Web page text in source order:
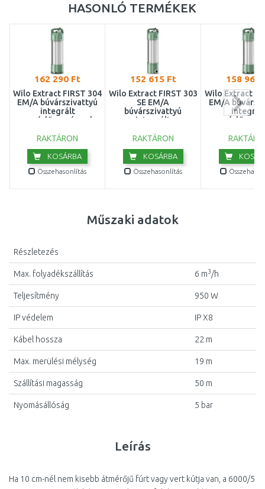
HASONLÓ TERMÉKEK
162 290 Ft
Wilo Extract FIRST 304
EM/A búvárszivattyú
integrált
vezérlőegységgel
RAKTÁRON
KOSÁRBA
Összehasonlítás
152 615 Ft
Wilo Extract FIRST 303
SE EM/A
búvárszivattyú
integrált
6093857
RAKTÁRON
KOSÁRBA
Összehasonlítás
158 960
Wilo Extract
EM/A
Leírás
Ha 10 cm-nél nem kisebb átmérőjű fúrt vagy vert kútja van, a 6000/5
Műszaki adatok
Részletezés
Max. folyadékszállítás 6 m3/h
Teljesítmény 950 W
IP védelem IP X8
Kábel hossza 22 m
Max. merülési mélység 19 m
Szállítási magasság 50 m
Nyomásállóság 5 bar